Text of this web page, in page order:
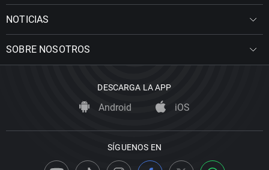
NOTICIAS
SOBRE NOSOTROS
DESCARGA LA APP
Android iOS
SÍGUENOS EN